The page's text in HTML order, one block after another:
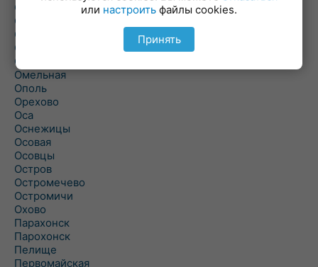
Озяты
Олтуш
Ольманы
Ольпень
Ольшаны
Омельная
Ополь
Орехово
Оса
Оснежицы
Осовая
Осовцы
Остров
Остромечево
Остромичи
Охово
Парахонск
Парохонск
Пелище
Первомайская
или настроить файлы cookies.
Принять